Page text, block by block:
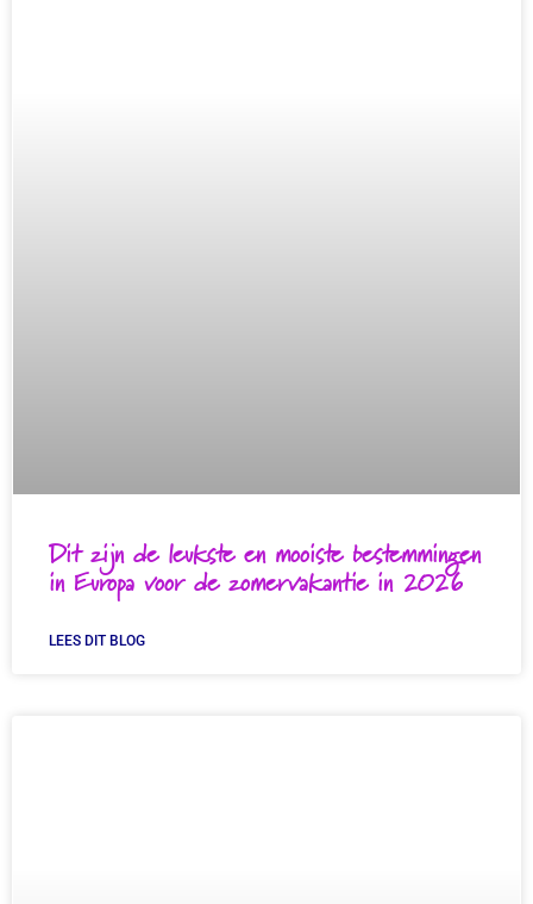
Dit zijn de leukste en mooiste bestemmingen
in Europa voor de zomervakantie in 2026
LEES DIT BLOG